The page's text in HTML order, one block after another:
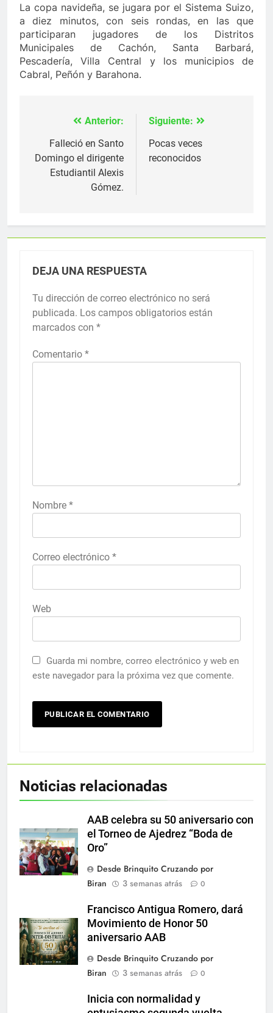
La copa navideña, se jugara por el Sistema Suizo,
a diez minutos, con seis rondas, en las que
participaran jugadores de los Distritos
Municipales de Cachón, Santa Barbará,
Pescadería, Villa Central y los municipios de
Cabral, Peñón y Barahona.
Navegación
entradas
Anterior:
Falleció en Santo
Domingo el dirigente
Estudiantil Alexis
Gómez.
Siguiente:
Pocas veces
reconocidos
DEJA UNA RESPUESTA
Tu dirección de correo electrónico no será
publicada. Los campos obligatorios están
marcados con *
Comentario *
Nombre *
Correo electrónico *
Web
Guarda mi nombre, correo electrónico y web en
este navegador para la próxima vez que comente.
Noticias relacionadas
AAB celebra su 50 aniversario con
el Torneo de Ajedrez “Boda de
Oro”
Desde Brinquito Cruzando por
Biran
3 semanas atrás 0
Francisco Antigua Romero, dará
Movimiento de Honor 50
aniversario AAB
Desde Brinquito Cruzando por
Biran
3 semanas atrás 0
Inicia con normalidad y